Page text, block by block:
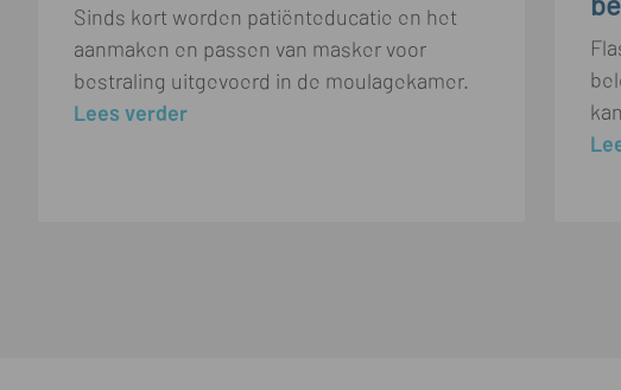
Sinds kort worden patiënteducatie en het
aanmaken en passen van masker voor
bestraling uitgevoerd in de moulagekamer.
Lees verder